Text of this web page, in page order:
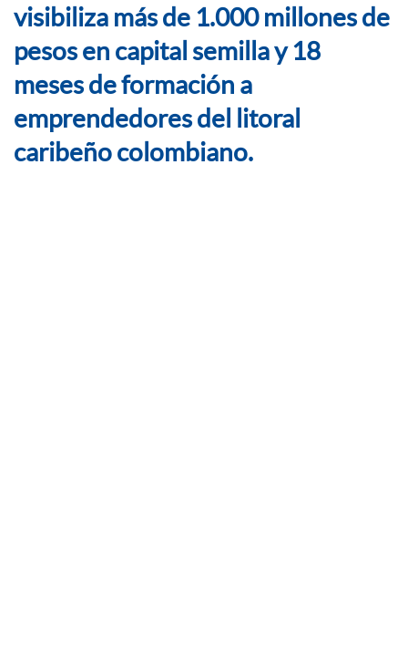
visibiliza más de 1.000 millones de
pesos en capital semilla y 18
meses de formación a
emprendedores del litoral
caribeño colombiano.